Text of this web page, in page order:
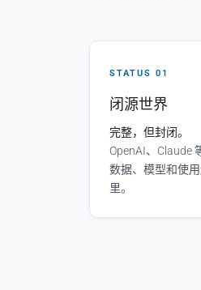
STATUS 01
闭源世界
完整，但封闭。
OpenAI、Claude
数据、模型和使
里。